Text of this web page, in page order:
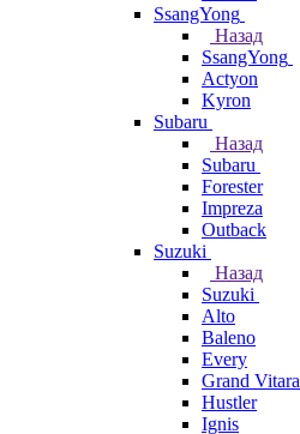
SsangYong
Назад
SsangYong
Actyon
Kyron
Subaru
Назад
Subaru
Forester
Impreza
Outback
Suzuki
Назад
Suzuki
Alto
Baleno
Every
Grand Vitara
Hustler
Ignis